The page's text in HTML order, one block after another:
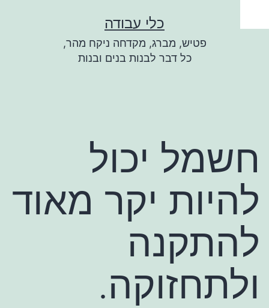
לתוכן
כלי עבודה
פטיש, מברג, מקדחה ניקח מהר,
כל דבר לבנות בנים ובנות
חשמל יכול
להיות יקר מאוד
להתקנה
ולתחזוקה.